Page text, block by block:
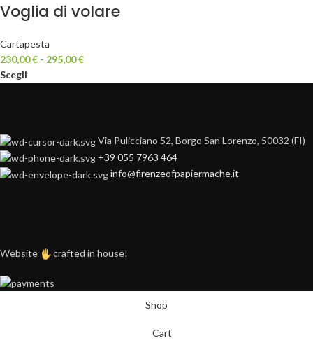
Voglia di volare
Cartapesta
230,00€ - 295,00€
Scegli
Via Pulicciano 52, Borgo San Lorenzo, 50032 (FI)
+39 055 7963 464
info@firenzeofpapiermache.it
Website crafted in house!
Shop
Cart